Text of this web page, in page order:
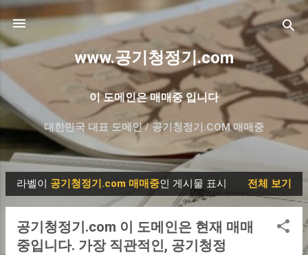
기본 콘텐츠로 건너뛰기
www.공기청정기.com
이 도메인은 매매중 입니다
대한민국 대표 도메인 / 공기청정기.COM 매매중
더보기… 프리미엄 한글 도메인 매매- 대방출
글
라벨이 공기청정기.com 매매중인 게시물 표시 전체 보기
공기청정기.com 이 도메인은 현재 매매
중입니다. 가장 직관적인, 공기청정